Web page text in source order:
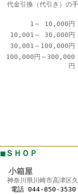
代金引換（代引き）の
1～ 10,000円
10,001～ 30,000円
30,001～100,000円
100,000円～300,000
円
■ＳＨＯＰ
小箱屋
神奈川県川崎市高津区
電話 044-850-3530